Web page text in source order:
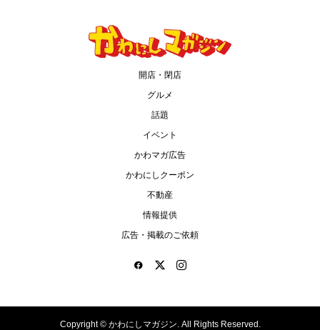
開店・閉店
グルメ
話題
イベント
かわマガ広告
かわにしクーポン
不動産
情報提供
広告・掲載のご依頼
Copyright ©かわにしマガジン. All Rights Reserved.